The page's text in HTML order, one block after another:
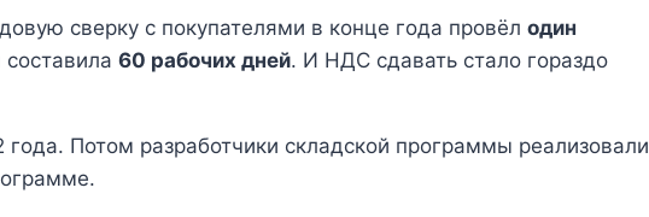
сверку с покупателями в конце года провёл один
60 рабочих дней. И НДС сдавать стало гораздо
Потом разработчики складской программы реализовали